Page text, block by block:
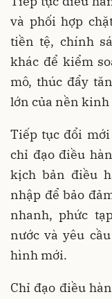
và phối hợp
tiền tệ, chính
khác để kiểm
mô, thúc đẩy
lớn của nền kinh
Tiếp tục đổi
chỉ đạo điều
kịch bản điều
nhập để bảo
nhanh, phức
nước và yêu
hình mới.
Chỉ đạo điều